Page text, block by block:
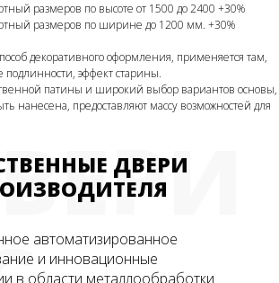
размеров по высоте от 1500 до 2400 +30%
размеров по ширине до 1200 мм. +30%
декоративного оформления, применяется там,
подлинности, эффект старины.
патины и широкий выбор вариантов основы,
нанесена, предоставляют массу возможностей для
ДВЕРИ
автоматизированное
и инновационные
в области металлообработки